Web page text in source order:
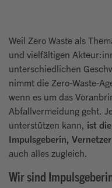
Weil Zero Waste als
und vielfältigen
unterschiedlichen
nimmt die Zero-Waste-
wenn es um das
Abfallvermeidung geht.
unterstützen kann, ist
Impulsgeberin,
auch alles zugleich.
Wir sind